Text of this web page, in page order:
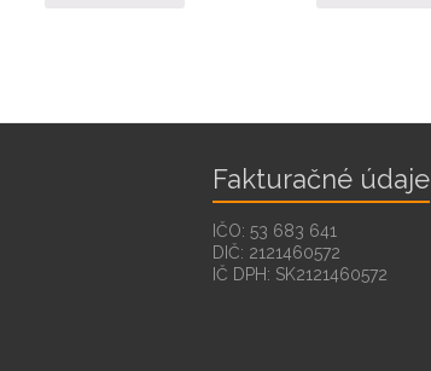
Fakturačné údaje
IČO: 53 683 641
DIČ: 2121460572
IČ DPH: SK2121460572